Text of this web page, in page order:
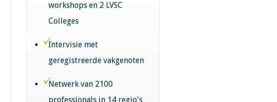
workshops en 2 LVSC
Colleges
Intervisie met
geregistreerde vakgenoten
Netwerk van 2100
professionals in 14 regio's